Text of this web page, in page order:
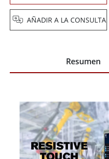
AÑADIR A LA CONSULTA
Resumen